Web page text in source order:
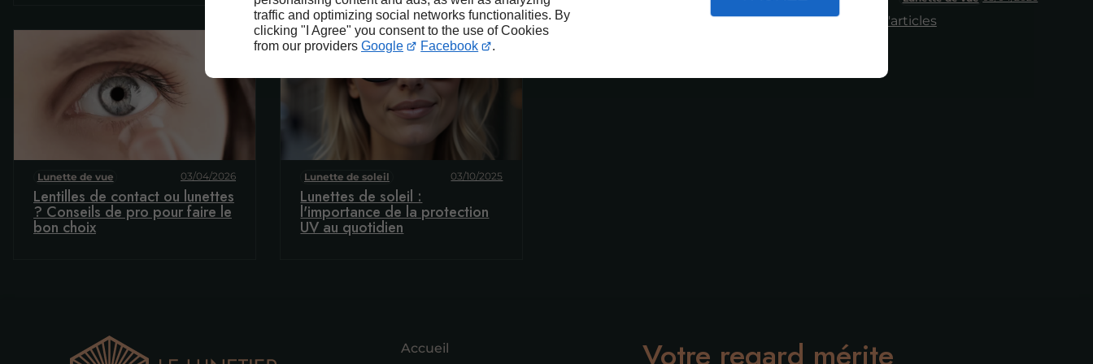
traffic and optimizing social networks functionalities. By
clicking "I Agree" you consent to the use of Cookies
from our providers Google Facebook .
Plus d'articles
Lunette de vue 03/04/2026
Lentilles de contact ou lunettes
? Conseils de pro pour faire le
bon choix
Lunette de soleil 03/10/2025
Lunettes de soleil :
l'importance de la protection
UV au quotidien
Accueil Votre regard mérite